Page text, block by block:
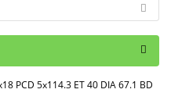
PCD 5x114.3 ET 40 DIA 67.1 BD